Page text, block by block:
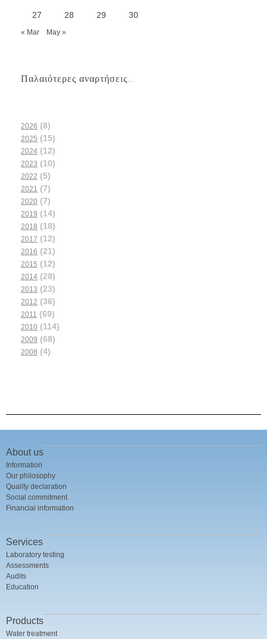
27 28 29 30
« Mar May »
Παλαιότερες αναρτήσεις...
2026 (8)
2025 (15)
2024 (12)
2023 (10)
2022 (5)
2021 (7)
2020 (7)
2019 (14)
2018 (18)
2017 (12)
2016 (21)
2015 (12)
2014 (28)
2013 (23)
2012 (36)
2011 (69)
2010 (114)
2009 (68)
2008 (4)
About us
Information
Our philosophy
Quality declaration
Social commitment
Financial information
Services
Laboratory testing
Assessments
Audits
Education
Products
Water treatment